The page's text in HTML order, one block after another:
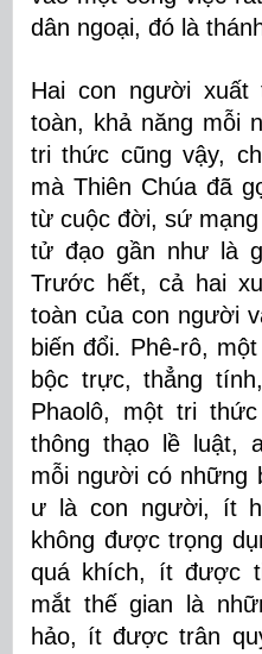
dân ngoại, đó là
Hai con người xuất
toàn, khả năng mỗi
tri thức cũng vậy,
mà Thiên Chúa đã
từ cuộc đời, sứ
tử đạo gần như là
Trước hết, cả hai
toàn của con người
biến đổi. Phê-rô,
bộc trực, thẳng
Phaolô, một tri
thông thạo lề luật,
mỗi người có những
ư là con người, ít
không được trọng
quá khích, ít được
mắt thế gian là
hảo, ít được trân